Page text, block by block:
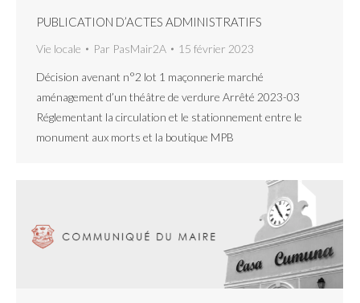
PUBLICATION D’ACTES ADMINISTRATIFS
Vie locale Par PasMair2A 15 février 2023
Décision avenant n°2 lot 1 maçonnerie marché
aménagement d’un théâtre de verdure Arrêté 2023-03
Réglementant la circulation et le stationnement entre le
monument aux morts et la boutique MPB